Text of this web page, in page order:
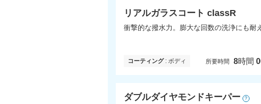
リアルガラスコート classR
衝撃的な撥水力。膨大な回数の洗浄にも耐
コーティング: ボディ 所要時間 8時間
ダブルダイヤモンドキーパー ?